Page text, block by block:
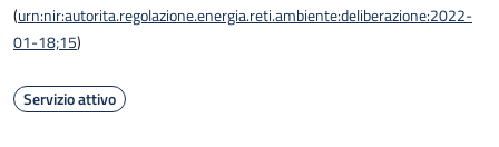
(urn:nir:autorita.regolazione.energia.reti.ambiente:deliberazione:2022-
01-18;15)
Servizio attivo